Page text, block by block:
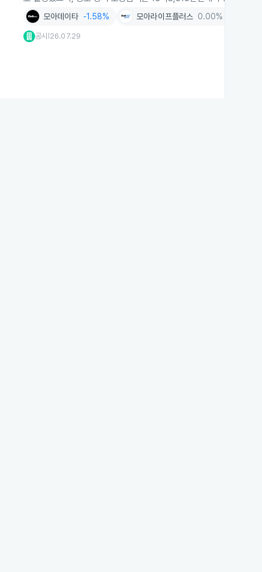
모아데이타 -1.58% 모아라이프플러스 0.00%
공시 26.07.29